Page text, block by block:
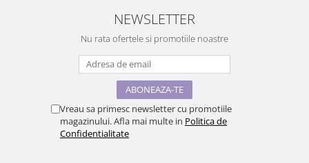
NEWSLETTER
Nu rata ofertele si promotiile noastre
Vreau sa primesc newsletter cu promotiile
magazinului. Afla mai multe in Politica de
Confidentialitate